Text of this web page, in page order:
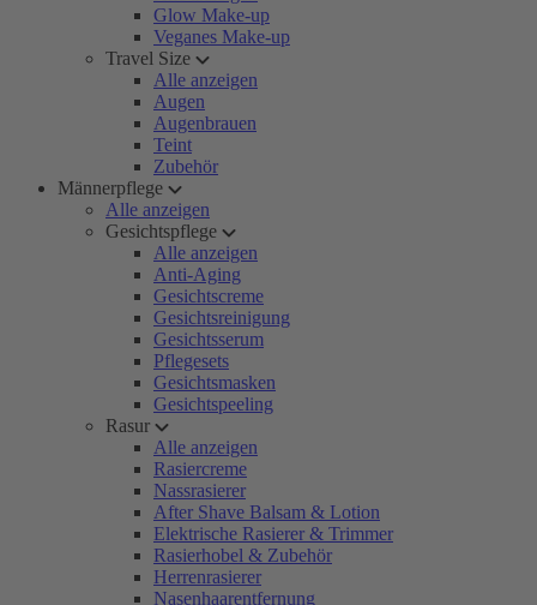
Glow Make-up
Veganes Make-up
Travel Size
Alle anzeigen
Augen
Augenbrauen
Teint
Zubehör
Männerpflege
Alle anzeigen
Gesichtspflege
Alle anzeigen
Anti-Aging
Gesichtscreme
Gesichtsreinigung
Gesichtsserum
Pflegesets
Gesichtsmasken
Gesichtspeeling
Rasur
Alle anzeigen
Rasiercreme
Nassrasierer
After Shave Balsam & Lotion
Elektrische Rasierer & Trimmer
Rasierhobel & Zubehör
Herrenrasierer
Nasenhaarentfernung